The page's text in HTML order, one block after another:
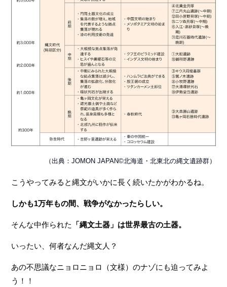
（出典：JOMON JAPAN©北海道・北東北の縄文遺跡群）
こうやってみると縄文がいかに長く続いたかがわかるね。
しかも1万年もの間、戦争がなかったらしい。
そんな中作られた 「縄文土器」は世界最古の土器。
いったい、何者なんだ縄文人？
あの不思議なニョロニョロ（文様）のナゾにも迫ってみよ
う！！